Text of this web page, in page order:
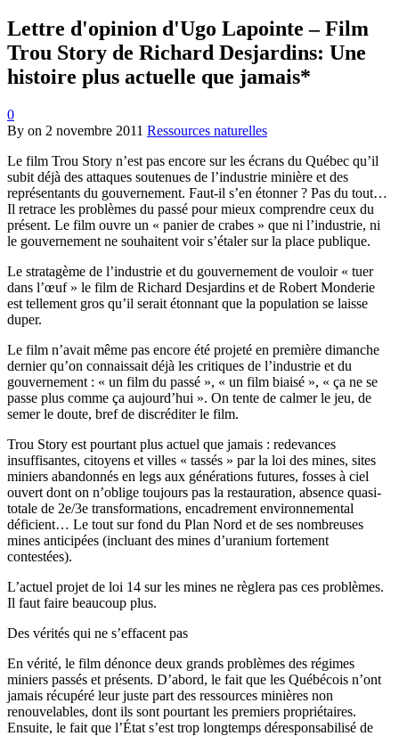
Lettre d'opinion d'Ugo Lapointe – Film
Trou Story de Richard Desjardins: Une
histoire plus actuelle que jamais*
0
By on 2 novembre 2011 Ressources naturelles
Le film Trou Story n’est pas encore sur les écrans du Québec qu’il
subit déjà des attaques soutenues de l’industrie minière et des
représentants du gouvernement. Faut-il s’en étonner ? Pas du tout…
Il retrace les problèmes du passé pour mieux comprendre ceux du
présent. Le film ouvre un « panier de crabes » que ni l’industrie, ni
le gouvernement ne souhaitent voir s’étaler sur la place publique.
Le stratagème de l’industrie et du gouvernement de vouloir « tuer
dans l’œuf » le film de Richard Desjardins et de Robert Monderie
est tellement gros qu’il serait étonnant que la population se laisse
duper.
Le film n’avait même pas encore été projeté en première dimanche
dernier qu’on connaissait déjà les critiques de l’industrie et du
gouvernement : « un film du passé », « un film biaisé », « ça ne se
passe plus comme ça aujourd’hui ». On tente de calmer le jeu, de
semer le doute, bref de discréditer le film.
Trou Story est pourtant plus actuel que jamais : redevances
insuffisantes, citoyens et villes « tassés » par la loi des mines, sites
miniers abandonnés en legs aux générations futures, fosses à ciel
ouvert dont on n’oblige toujours pas la restauration, absence quasi-
totale de 2e/3e transformations, encadrement environnemental
déficient… Le tout sur fond du Plan Nord et de ses nombreuses
mines anticipées (incluant des mines d’uranium fortement
contestées).
L’actuel projet de loi 14 sur les mines ne règlera pas ces problèmes.
Il faut faire beaucoup plus.
Des vérités qui ne s’effacent pas
En vérité, le film dénonce deux grands problèmes des régimes
miniers passés et présents. D’abord, le fait que les Québécois n’ont
jamais récupéré leur juste part des ressources minières non
renouvelables, dont ils sont pourtant les premiers propriétaires.
Ensuite, le fait que l’État s’est trop longtemps déresponsabilisé de